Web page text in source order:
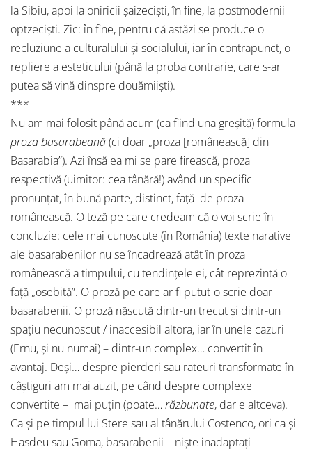
la Sibiu, apoi la oniricii şaizecişti, în fine, la postmodernii
optzecişti. Zic: în fine, pentru că astăzi se produce o
recluziune a culturalului şi socialului, iar în contrapunct, o
repliere a esteticului (până la proba contrarie, care s-ar
putea să vină dinspre douămiişti).
***
Nu am mai folosit până acum (ca fiind una greşită) formula
proza basarabeană(ci doar „proza [românească] din
Basarabia”). Azi însă ea mi se pare firească, proza
respectivă (uimitor: cea tânără!) având un specific
pronunţat, în bună parte, distinct, faţă de proza
românească. O teză pe care credeam că o voi scrie în
concluzie: cele mai cunoscute (în România) texte narative
ale basarabenilor nu se încadrează atât în proza
românească a timpului, cu tendinţele ei, cât reprezintă o
faţă „osebită”. O proză pe care ar fi putut-o scrie doar
basarabenii. O proză născută dintr-un trecut şi dintr-un
spaţiu necunoscut / inaccesibil altora, iar în unele cazuri
(Ernu, şi nu numai) – dintr-un complex… convertit în
avantaj. Deşi… despre pierderi sau rateuri transformate în
câştiguri am mai auzit, pe când despre complexe
convertite – mai puţin (poate…răzbunate, dar e altceva).
Ca şi pe timpul lui Stere sau al tânărului Costenco, ori ca şi
Hasdeu sau Goma, basarabenii – nişte inadaptaţi